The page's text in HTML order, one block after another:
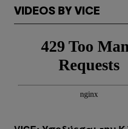
VIDEOS BY VICE